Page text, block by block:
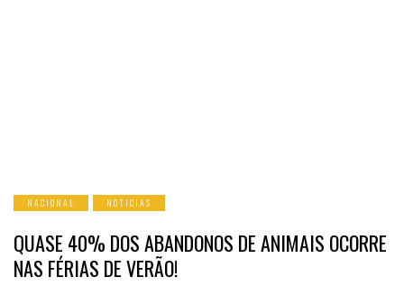
NACIONAL NOTICIAS
QUASE 40% DOS ABANDONOS DE ANIMAIS OCORRE
NAS FÉRIAS DE VERÃO!